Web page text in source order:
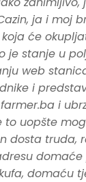
ja i
će
stanje u
web
i
i
uopšte
dosta
domaće
domaću